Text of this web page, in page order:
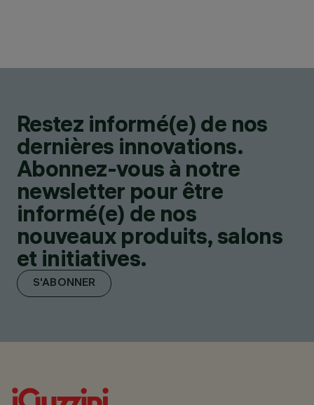
Restez informé(e) de nos
dernières innovations.
Abonnez-vous à notre
newsletter pour être
informé(e) de nos
nouveaux produits, salons
et initiatives.
S'ABONNER